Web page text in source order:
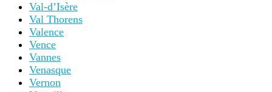
Val-d’Isère
Val Thorens
Valence
Vence
Vannes
Venasque
Vernon